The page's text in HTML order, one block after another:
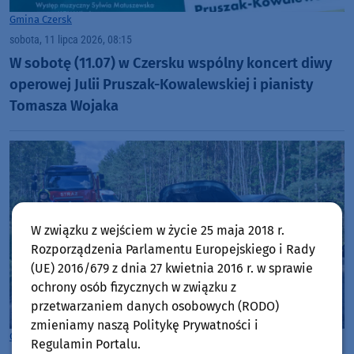
Gmina Czersk
sobota, 11 lipca 2026, 08:15
W sobotę (11.07) w Czersku wspólny koncert diwy
operowej Julii Pruszak-Kowalewskiej i pianisty
Tomasza Wojaka
Gmina Czersk
W związku z wejściem w życie 25 maja 2018 r.
Rozporządzenia Parlamentu Europejskiego i Rady
(UE) 2016/679 z dnia 27 kwietnia 2016 r. w sprawie
ochrony osób fizycznych w związku z
przetwarzaniem danych osobowych (RODO)
zmieniamy naszą Politykę Prywatności i
Regulamin Portalu.